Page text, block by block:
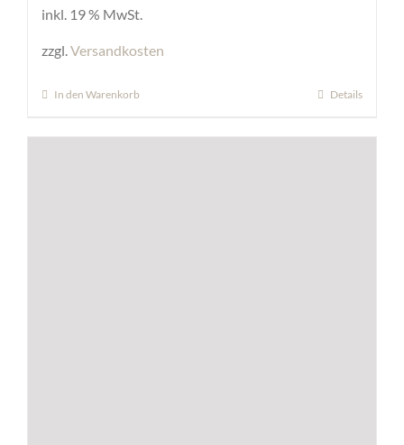
inkl. 19 % MwSt.
zzgl.Versandkosten
In den Warenkorb Details